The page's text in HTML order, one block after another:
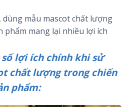
mẫu mascot chất lượng
phẩm mang lại nhiều lợi ích
lợi ích chính khi sử
chất lượng trong chiến
phẩm: